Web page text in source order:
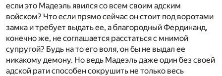
если это Мадеэль явился со всем своим адским
войском? Что если прямо сейчас он стоит под воротами
замка и требует выдать ее, а благородный Фердинанд,
конечно же, не соглашается расстаться с мнимой
супругой? Будь на то его воля, он бы не выдал ее
никакому демону. Но ведь Мадеэль даже один без своей
адской рати способен сокрушить не только весь